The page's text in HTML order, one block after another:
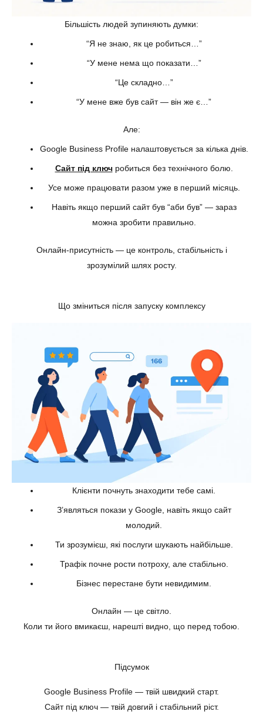
Більшість людей зупиняють думки:
“Я не знаю, як це робиться…”
“У мене нема що показати…”
“Це складно…”
“У мене вже був сайт — він же є…”
Але:
Google Business Profile налаштовується за кілька днів.
Сайт під ключробиться без технічного болю.
Усе може працювати разом уже в перший місяць.
Навіть якщо перший сайт був “аби був” — зараз
можна зробити правильно.
Онлайн-присутність — це контроль, стабільність і
зрозумілий шлях росту.
Що зміниться після запуску комплексу
Клієнти почнуть знаходити тебе самі.
З’являться покази у Google, навіть якщо сайт
молодий.
Ти зрозумієш, які послуги шукають найбільше.
Трафік почне рости потроху, але стабільно.
Бізнес перестане бути невидимим.
Онлайн — це світло.
Коли ти його вмикаєш, нарешті видно, що перед тобою.
Підсумок
Google Business Profile — твій швидкий старт.
Сайт під ключ — твій довгий і стабільний ріст.